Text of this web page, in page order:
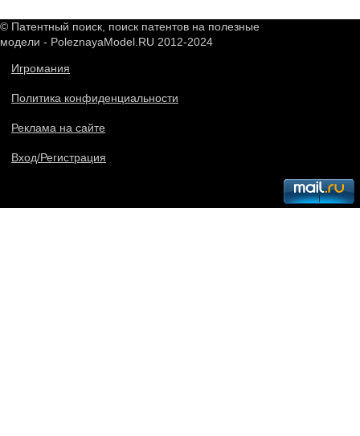
© Патентный поиск, поиск патентов на полезные
модели - PoleznayaModel.RU 2012-2024
Игромания
Политика конфиденциальности
Реклама на сайте
Вход/Регистрация